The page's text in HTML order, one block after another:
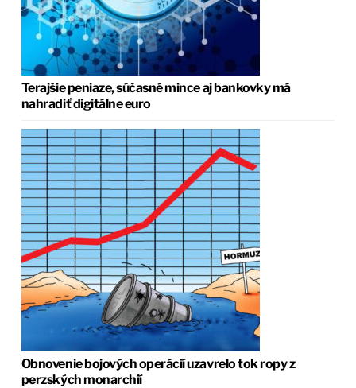
Terajšie peniaze, súčasné mince aj bankovky má
nahradiť digitálne euro
Obnovenie bojových operácií uzavrelo tok ropy z
perzských monarchií